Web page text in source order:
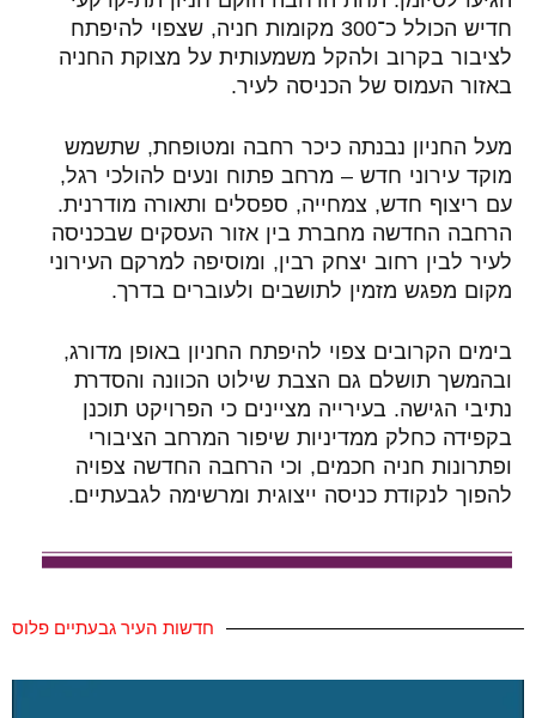
חדיש הכולל כ־300 מקומות חניה, שצפוי להיפתח
לציבור בקרוב ולהקל משמעותית על מצוקת החניה
באזור העמוס של הכניסה לעיר.
מעל החניון נבנתה כיכר רחבה ומטופחת, שתשמש
מוקד עירוני חדש – מרחב פתוח ונעים להולכי רגל,
עם ריצוף חדש, צמחייה, ספסלים ותאורה מודרנית.
הרחבה החדשה מחברת בין אזור העסקים שבכניסה
לעיר לבין רחוב יצחק רבין, ומוסיפה למרקם העירוני
מקום מפגש מזמין לתושבים ולעוברים בדרך.
בימים הקרובים צפוי להיפתח החניון באופן מדורג,
ובהמשך תושלם גם הצבת שילוט הכוונה והסדרת
נתיבי הגישה. בעירייה מציינים כי הפרויקט תוכנן
בקפידה כחלק ממדיניות שיפור המרחב הציבורי
ופתרונות חניה חכמים, וכי הרחבה החדשה צפויה
להפוך לנקודת כניסה ייצוגית ומרשימה לגבעתיים.
חדשות העיר גבעתיים פלוס